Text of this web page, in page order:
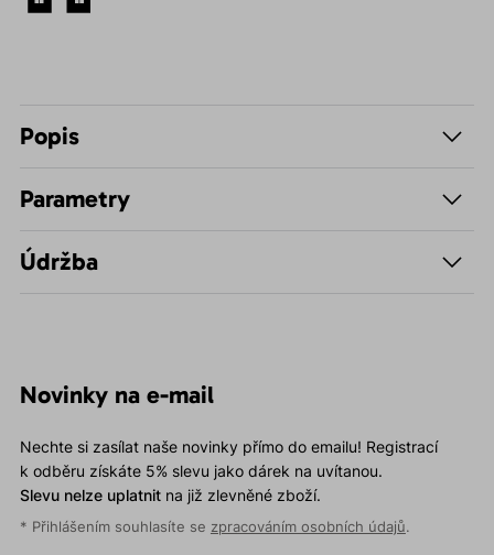
Popis
Parametry
Údržba
Novinky na e-mail
Nechte si zasílat naše novinky přímo do emailu! Registrací
k odběru získáte 5% slevu jako dárek na uvítanou.
Slevu nelze uplatnitna již zlevněné zboží.
* Přihlášením souhlasíte se zpracováním osobních údajů.